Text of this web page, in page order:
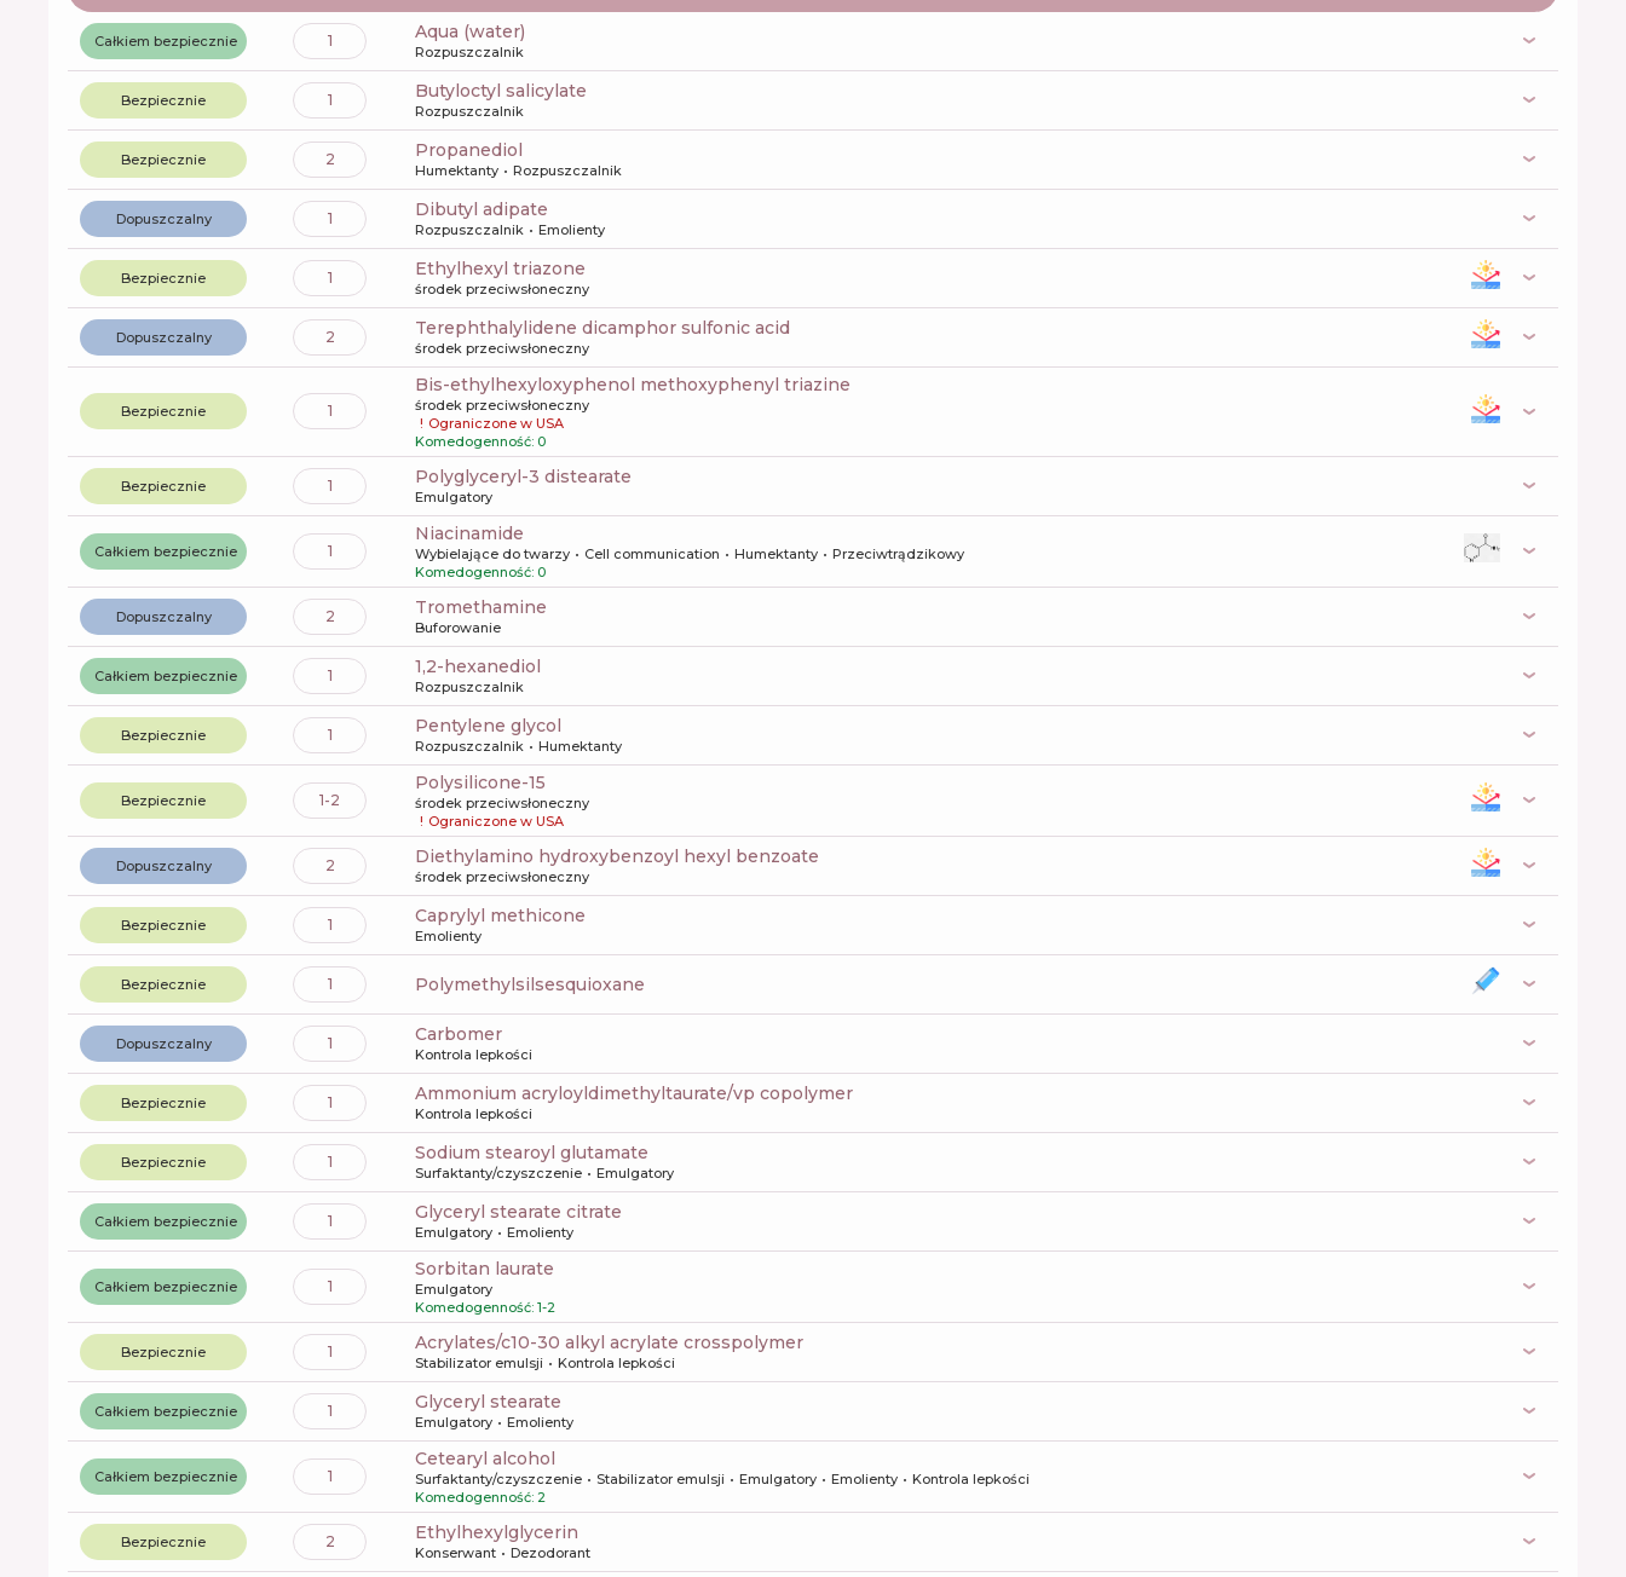
Całkiem bezpiecznie 1 aqua (water)
Rozpuszczalnik
Bezpiecznie 1 butyloctyl salicylate
Rozpuszczalnik
Bezpiecznie 2 propanediol
Humektanty Rozpuszczalnik
Dopuszczalny 1 dibutyl adipate
Rozpuszczalnik Emolienty
Bezpiecznie 1 ethylhexyl triazone
środek przeciwsłoneczny
Dopuszczalny 2 terephthalylidene dicamphor sulfonic acid
środek przeciwsłoneczny
Bezpiecznie 1
bis-ethylhexyloxyphenol methoxyphenyl triazine
środek przeciwsłoneczny
! Ograniczone w USA
Komedogenność: 0
Bezpiecznie 1 polyglyceryl-3 distearate
Emulgatory
Całkiem bezpiecznie 1
niacinamide
Wybielające do twarzy Cell communication Humektanty
Przeciwtrądzikowy
Komedogenność: 0
Dopuszczalny 2 tromethamine
Buforowanie
Całkiem bezpiecznie 1 1,2-hexanediol
Rozpuszczalnik
Bezpiecznie 1 pentylene glycol
Rozpuszczalnik Humektanty
Bezpiecznie 1-2
polysilicone-15
środek przeciwsłoneczny
! Ograniczone w USA
Dopuszczalny 2 diethylamino hydroxybenzoyl hexyl benzoate
środek przeciwsłoneczny
Bezpiecznie 1 caprylyl methicone
Emolienty
Bezpiecznie 1 polymethylsilsesquioxane
Dopuszczalny 1 carbomer
Kontrola lepkości
Bezpiecznie 1 ammonium acryloyldimethyltaurate/vp copolymer
Kontrola lepkości
Bezpiecznie 1 sodium stearoyl glutamate
Surfaktanty/czyszczenie Emulgatory
Całkiem bezpiecznie 1 glyceryl stearate citrate
Emulgatory Emolienty
Całkiem bezpiecznie 1
sorbitan laurate
Emulgatory
Komedogenność: 1-2
Bezpiecznie 1 acrylates/c10-30 alkyl acrylate crosspolymer
Stabilizator emulsji Kontrola lepkości
Całkiem bezpiecznie 1 glyceryl stearate
Emulgatory Emolienty
Całkiem bezpiecznie 1
cetearyl alcohol
Surfaktanty/czyszczenie Stabilizator emulsji Emulgatory Emolienty
Kontrola lepkości
Komedogenność: 2
Bezpiecznie 2 ethylhexylglycerin
Konserwant Dezodorant